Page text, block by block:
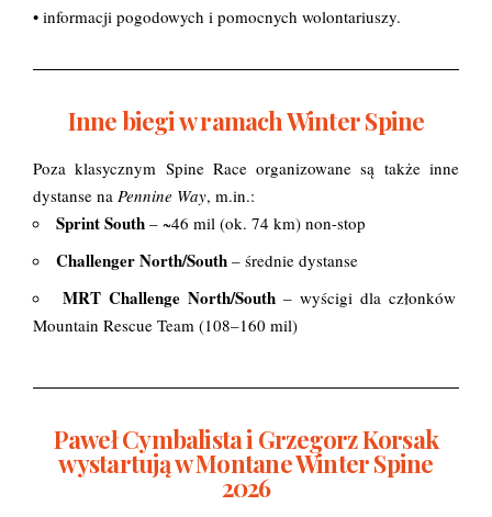
• informacji pogodowych i pomocnych wolontariuszy.
Inne biegi w ramach Winter Spine
Poza klasycznym Spine Race organizowane są także inne
dystanse na Pennine Way, m.in.:
Sprint South – ~46 mil (ok. 74 km) non-stop
Challenger North/South – średnie dystanse
MRT Challenge North/South – wyścigi dla członków
Mountain Rescue Team (108–160 mil)
Paweł Cymbalista i Grzegorz Korsak
wystartują w Montane Winter Spine
2026